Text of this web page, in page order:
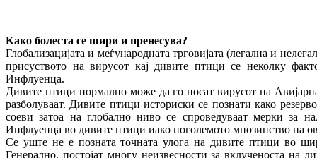
Како болеста се шири и пренесува?
Глобализацијата и меѓународната трговијата (легална и
присуството на вирусот кај дивите птици се неколку
Инфлуенца.
Дивите птици нормално може да го носат вирусот на
разболуваат. Дивите птици историски се познати како
соеви затоа на глобално ниво се спроведуваат мерки за
Инфлуенца во дивите птици иако поголемото мнозинство на
Се уште не е позната точната улога на дивите птици во
Генерално, постојат многу неизвесности за вклученоста